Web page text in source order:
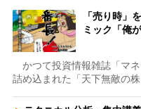
「売り時」
ミック「俺
かつて投資情報雑誌「マ
詰め込まれた「天下無敵の